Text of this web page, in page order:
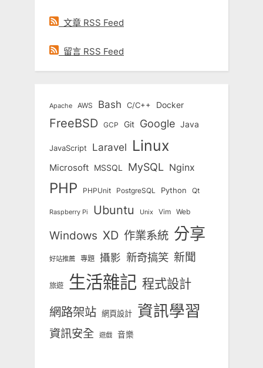
文章 RSS Feed
留言 RSS Feed
Apache AWS Bash C/C++ Docker
FreeBSD GCP Git Google Java
JavaScript Laravel Linux
Microsoft MSSQL MySQL Nginx
PHP PHPUnit PostgreSQL Python Qt
Raspberry Pi Ubuntu Unix Vim Web
Windows XD 作業系統 分享
好站推薦 專題 攝影 新奇搞笑 新聞
旅遊 生活雜記 程式設計
網路架站 網頁設計 資訊學習
資訊安全 遊戲 音樂